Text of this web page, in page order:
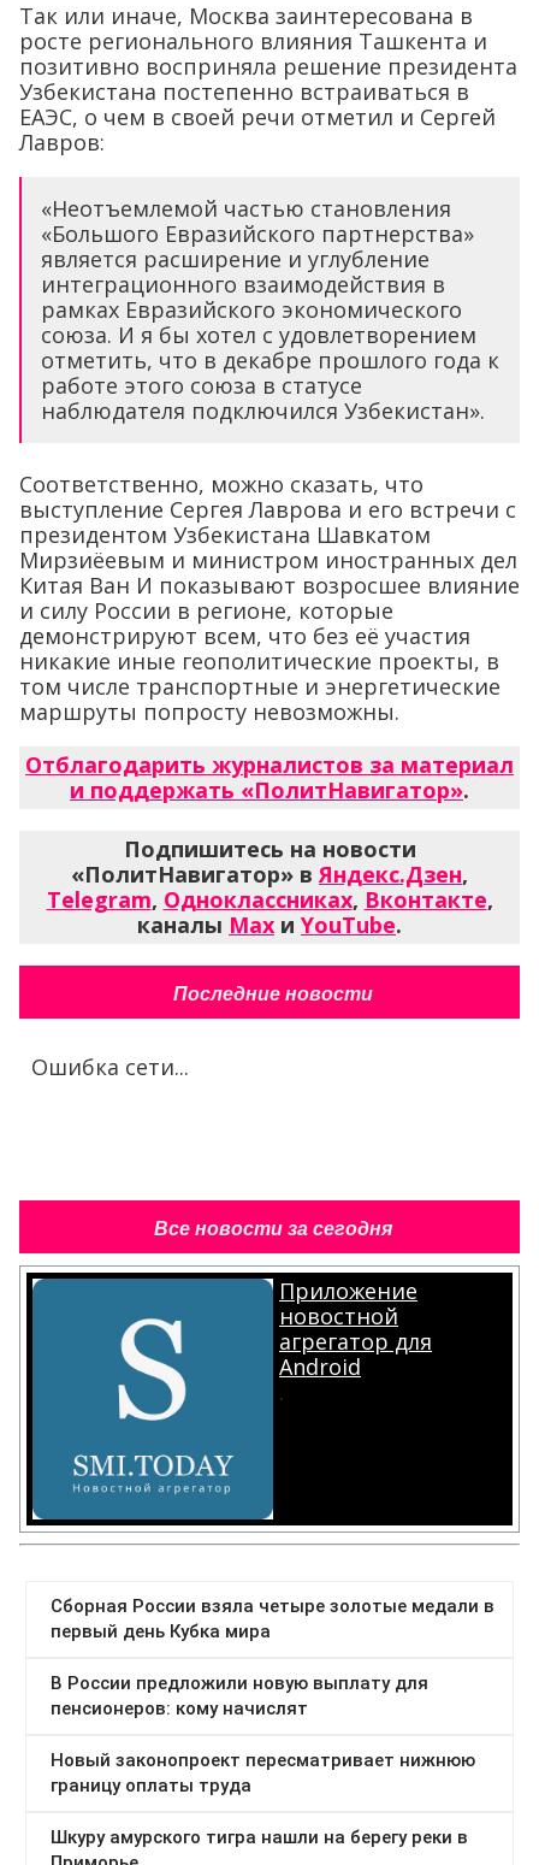
Так или иначе, Москва заинтересована в
росте регионального влияния Ташкента и
позитивно восприняла решение президента
Узбекистана постепенно встраиваться в
ЕАЭС, о чем в своей речи отметил и Сергей
Лавров:
«Неотъемлемой частью становления
«Большого Евразийского партнерства»
является расширение и углубление
интеграционного взаимодействия в
рамках Евразийского экономического
союза. И я бы хотел с удовлетворением
отметить, что в декабре прошлого года к
работе этого союза в статусе
наблюдателя подключился Узбекистан».
Соответственно, можно сказать, что
выступление Сергея Лаврова и его встречи с
президентом Узбекистана Шавкатом
Мирзиёевым и министром иностранных дел
Китая Ван И показывают возросшее влияние
и силу России в регионе, которые
демонстрируют всем, что без её участия
никакие иные геополитические проекты, в
том числе транспортные и энергетические
маршруты попросту невозможны.
Отблагодарить журналистов за материал
и поддержать «ПолитНавигатор».
Подпишитесь на новости
«ПолитНавигатор» вЯндекс.Дзен,
Telegram, Одноклассниках, Вконтакте,
каналы Max и YouTube.
Последние новости
Ошибка сети...
Все новости за сегодня
Приложение
новостной
агрегатор для
Android
.